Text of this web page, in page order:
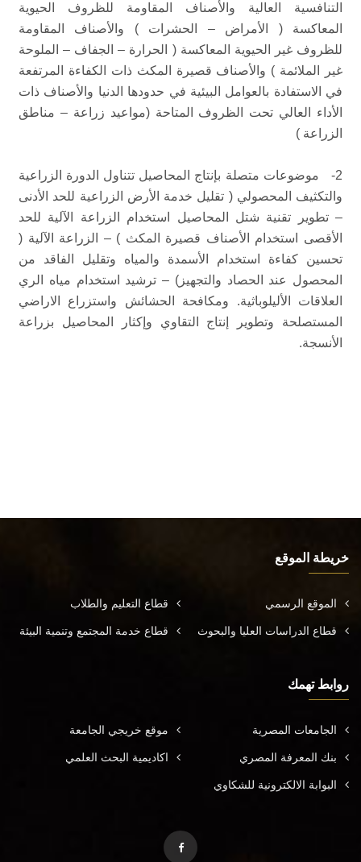
التنافسية العالية والأصناف المقاومة للظروف الحيوية
المعاكسة ( الأمراض – الحشرات ) والأصناف المقاومة
للظروف غير الحيوية المعاكسة ( الحرارة – الجفاف – الملوحة
غير الملائمة ) والأصناف قصيرة المكث ذات الكفاءة المرتفعة
في الاستفادة بالعوامل البيئية في حدودها الدنيا والأصناف ذات
الأداء العالي تحت الظروف المتاحة (مواعيد زراعة – مناطق
الزراعة )
2- موضوعات متصلة بإنتاج المحاصيل تتناول الدورة الزراعية
والتكثيف المحصولي ( تقليل خدمة الأرض الزراعية للحد الأدنى
– تطوير تقنية شتل المحاصيل استخدام الزراعة الآلية للحد
الأقصى استخدام الأصناف قصيرة المكث ) – الزراعة الآلية (
تحسين كفاءة استخدام الأسمدة والمياه وتقليل الفاقد من
المحصول عند الحصاد والتجهيز) – ترشيد استخدام مياه الري
العلاقات الأليلوباثية. ومكافحة الحشائش واستزراع الاراضي
المستصلحة وتطوير إنتاج التقاوي وإكثار المحاصيل بزراعة
الأنسجة.
خريطة الموقع
الموقع الرسمي قطاع التعليم والطلاب
قطاع الدراسات العليا والبحوث قطاع خدمة المجتمع وتنمية البيئة
روابط تهمك
الجامعات المصرية موقع خريجي الجامعة
بنك المعرفة المصري اكاديمية البحث العلمي
البوابة الالكترونية للشكاوي